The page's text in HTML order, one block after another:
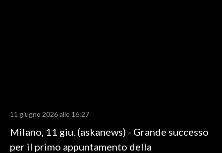
RISULTATI E CLASSIFICHE
CALCIO
CALCIO REGIONALE
11 giugno 2026 alle 16:27
Milano, 11 giu. (askanews) - Grande successo
per il primo appuntamento della